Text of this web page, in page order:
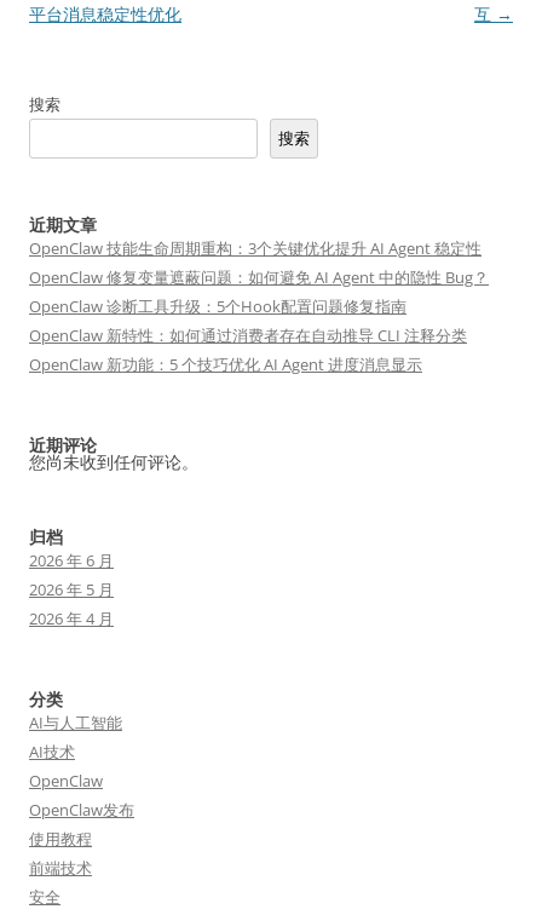
导
平台消息稳定性优化
互 →
搜索
搜索
近期文章
OpenClaw 技能生命周期重构：3个关键优化提升 AI Agent 稳定性
OpenClaw 修复变量遮蔽问题：如何避免 AI Agent 中的隐性 Bug？
OpenClaw 诊断工具升级：5个Hook配置问题修复指南
OpenClaw 新特性：如何通过消费者存在自动推导 CLI 注释分类
OpenClaw 新功能：5 个技巧优化 AI Agent 进度消息显示
近期评论
您尚未收到任何评论。
归档
2026 年 6 月
2026 年 5 月
2026 年 4 月
分类
AI与人工智能
AI技术
OpenClaw
OpenClaw发布
使用教程
前端技术
安全